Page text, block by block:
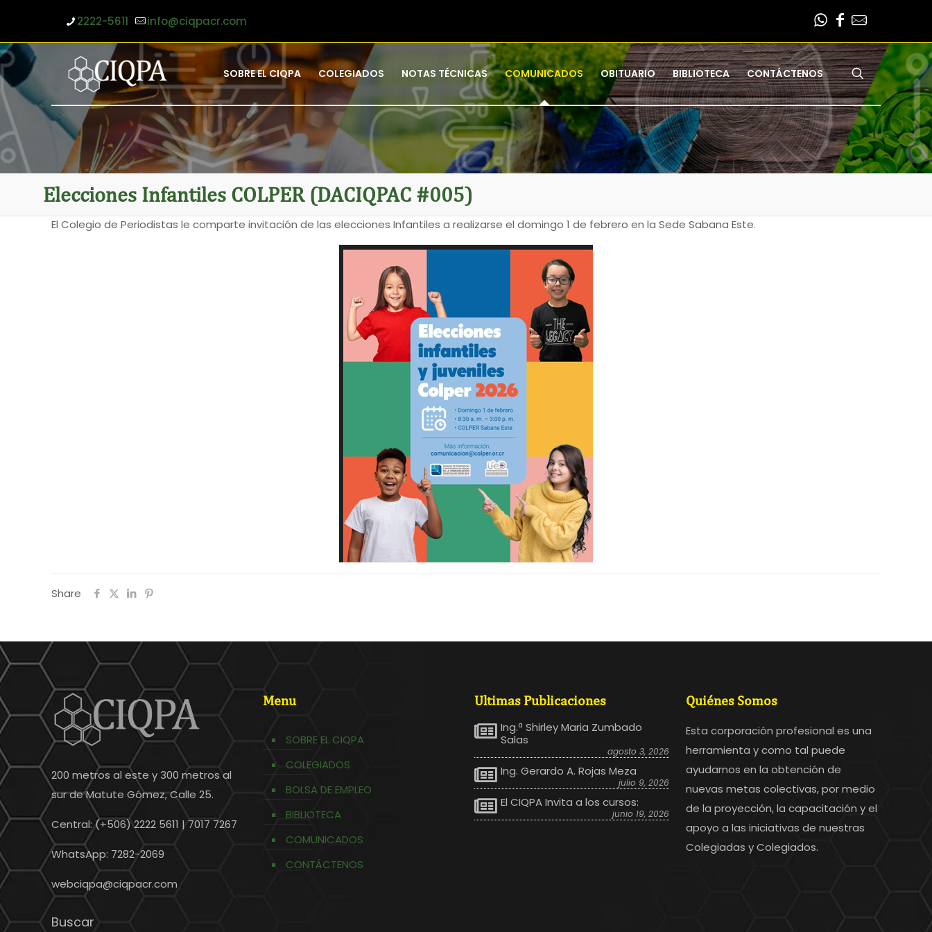
2222-5611 info@ciqpacr.com
SOBRE EL CIQPA COLEGIADOS NOTAS TÉCNICAS COMUNICADOS OBITUARIO BIBLIOTECA CONTÁCTENOS
Elecciones Infantiles COLPER (DACIQPAC #005)
El Colegio de Periodistas le comparte invitación de las elecciones Infantiles a realizarse el domingo 1 de febrero en la Sede Sabana Este.
Share
200 metros al este y 300 metros al
sur de Matute Gómez, Calle 25.
Central: (+506) 2222 5611 | 7017 7267
WhatsApp: 7282-2069
webciqpa@ciqpacr.com
Buscar
Menu
SOBRE EL CIQPA
COLEGIADOS
BOLSA DE EMPLEO
BIBLIOTECA
COMUNICADOS
CONTÁCTENOS
Ultimas Publicaciones
Ing.ª Shirley Maria Zumbado
Salas
agosto 3, 2026
Ing. Gerardo A. Rojas Meza
julio 9, 2026
El CIQPA Invita a los cursos:
junio 19, 2026
Quiénes Somos
Esta corporación profesional es una
herramienta y como tal puede
ayudarnos en la obtención de
nuevas metas colectivas, por medio
de la proyección, la capacitación y el
apoyo a las iniciativas de nuestras
Colegiadas y Colegiados.